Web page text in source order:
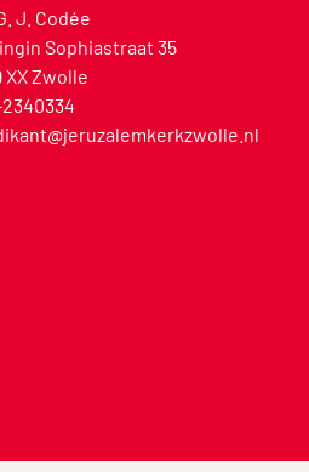
J. Codée
Sophiastraat 35
XX Zwolle